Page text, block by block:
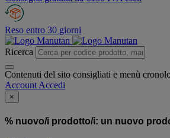
Reso entro 30 giorni
Ricerca
Contenuti del sito consigliati e menù
Account Accedi
×
% nuovo/i prodotto/i: un nuovo